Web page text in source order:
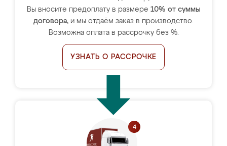
Вы вносите предоплату в размере 10% от суммы
договора, и мы отдаём заказ в производство.
Возможна оплата в рассрочку без %.
УЗНАТЬ О РАССРОЧКЕ